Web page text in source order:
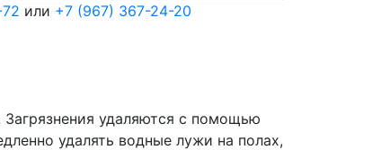
или +7 (967) 367-24-20
удаляются с помощью
удалять водные лужи на полах,